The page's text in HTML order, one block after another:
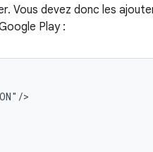
Vous devez donc les
Play :